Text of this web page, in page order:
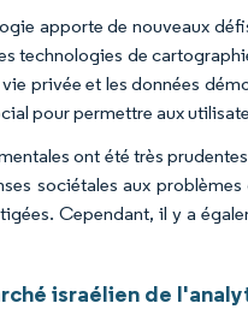
apporte de nouveaux
technologies de
privée et les données
pour permettre aux
ont été très
sociétales aux
Cependant, il y a
israélien de